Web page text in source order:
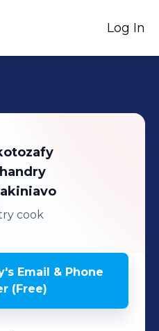
Log In
cook
'sEmail & Phone
(Free)